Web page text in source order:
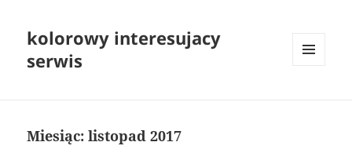
kolorowy interesujacy
serwis
Miesiąc:listopad 2017